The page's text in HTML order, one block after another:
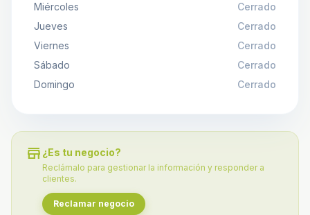
Miércoles
Cerrado
Jueves
Cerrado
Viernes
Cerrado
Sábado
Cerrado
Domingo
Cerrado
store ¿Es tu negocio?
Reclámalo para gestionar la información y responder a
clientes.
Reclamar negocio